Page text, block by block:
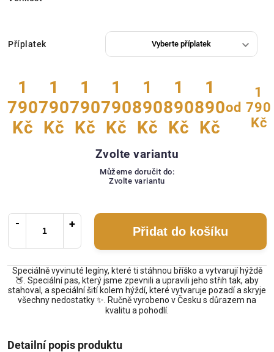
Příplatek
1
790
Kč
1
790
Kč
1
790
Kč
1
790
Kč
1
890
Kč
1
890
Kč
1
890
Kč
od
1
790
Kč
Zvolte variantu
Můžeme doručit do:
Zvolte variantu
Přidat do košíku
Speciálně vyvinuté legíny, které ti stáhnou bříško a vytvarují hýždě
🍑. Speciální pas, který jsme zpevnili a upravili jeho střih tak, aby
stahoval, a speciální šití kolem hýždí, které vytvaruje pozadí a skryje
všechny nedostatky ✨. Ručně vyrobeno v Česku s důrazem na
kvalitu a pohodlí.
Detailní popis produktu